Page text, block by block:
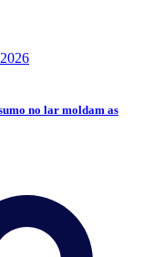
no lar moldam as